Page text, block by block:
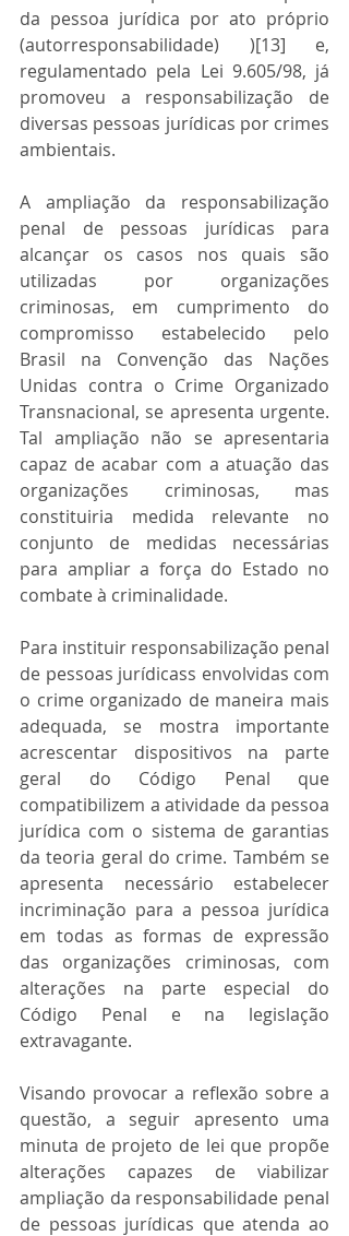
da pessoa jurídica por ato próprio
(autorresponsabilidade) )[13] e,
regulamentado pela Lei 9.605/98, já
promoveu a responsabilização de
diversas pessoas jurídicas por crimes
ambientais.
A ampliação da responsabilização
penal de pessoas jurídicas para
alcançar os casos nos quais são
utilizadas por organizações
criminosas, em cumprimento do
compromisso estabelecido pelo
Brasil na Convenção das Nações
Unidas contra o Crime Organizado
Transnacional, se apresenta urgente.
Tal ampliação não se apresentaria
capaz de acabar com a atuação das
organizações criminosas, mas
constituiria medida relevante no
conjunto de medidas necessárias
para ampliar a força do Estado no
combate à criminalidade.
Para instituir responsabilização penal
de pessoas jurídicass envolvidas com
o crime organizado de maneira mais
adequada, se mostra importante
acrescentar dispositivos na parte
geral do Código Penal que
compatibilizem a atividade da pessoa
jurídica com o sistema de garantias
da teoria geral do crime. Também se
apresenta necessário estabelecer
incriminação para a pessoa jurídica
em todas as formas de expressão
das organizações criminosas, com
alterações na parte especial do
Código Penal e na legislação
extravagante.
Visando provocar a reflexão sobre a
questão, a seguir apresento uma
minuta de projeto de lei que propõe
alterações capazes de viabilizar
ampliação da responsabilidade penal
de pessoas jurídicas que atenda ao